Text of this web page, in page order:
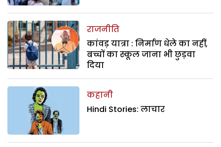
राजनीति
कांवड़ यात्रा : निर्माण धेले का नहीं,
बच्चों का स्कूल जाना भी छुड़वा
दिया
कहानी
Hindi Stories: लाचार